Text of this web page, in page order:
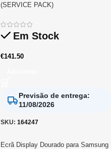
(SERVICE PACK)
Em Stock
€141.50
Previsão de entrega:
11/08/2026
SKU: 164247
Ecrã Display Dourado para Samsung